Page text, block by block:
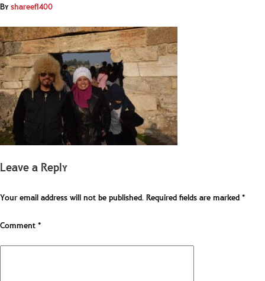
Byshareef1400
Leave a Reply
Your email address will not be published.Required fields are marked*
Comment*